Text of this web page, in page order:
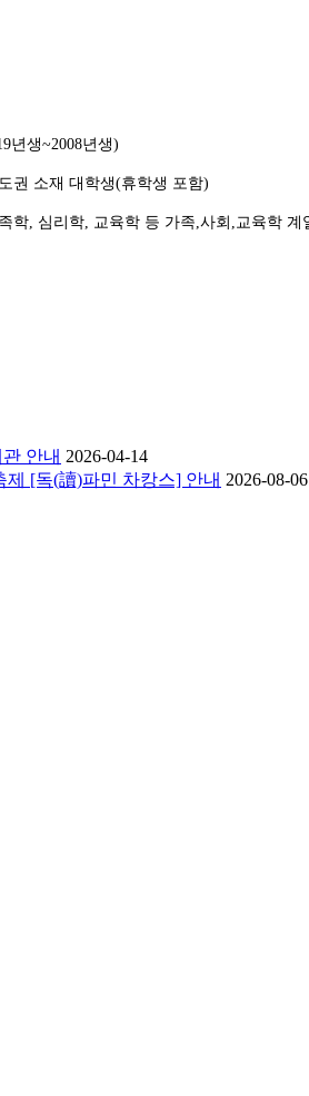
년생~2008년생)
권 소재 대학생(휴학생 포함)
, 심리학, 교육학 등 가족,사회,교육학 계
안내 2026-04-14
제 [독(讀)파민 차캉스] 안내 2026-08-06